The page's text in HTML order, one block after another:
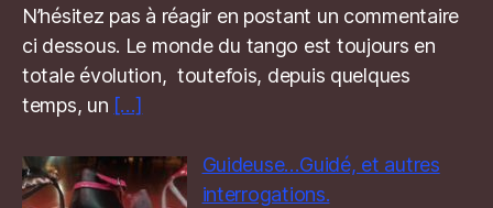
N’hésitez pas à réagir en postant un commentaire
ci dessous. Le monde du tango est toujours en
totale évolution, toutefois, depuis quelques
temps, un […]
Guideuse…Guidé, et autres
interrogations.